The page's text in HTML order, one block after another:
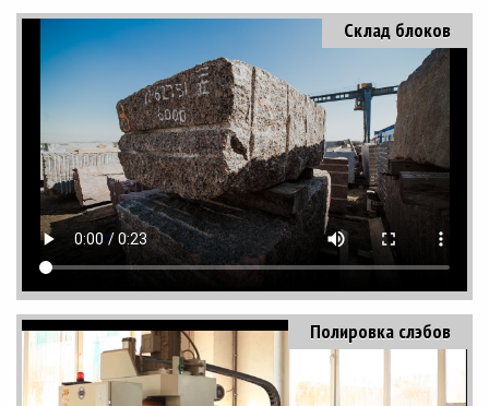
Склад блоков
Полировка слэбов